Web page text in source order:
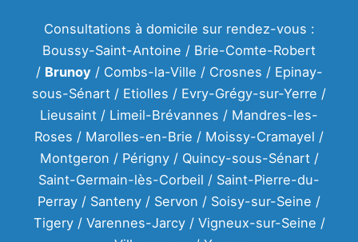
Consultations à domicile sur rendez-vous :
Boussy-Saint-Antoine / Brie-Comte-Robert
/ Brunoy/ Combs-la-Ville / Crosnes / Epinay-
sous-Sénart / Etiolles / Evry-Grégy-sur-Yerre /
Lieusaint / Limeil-Brévannes / Mandres-les-
Roses / Marolles-en-Brie / Moissy-Cramayel /
Montgeron / Périgny / Quincy-sous-Sénart /
Saint-Germain-lès-Corbeil / Saint-Pierre-du-
Perray / Santeny / Servon / Soisy-sur-Seine /
Tigery / Varennes-Jarcy / Vigneux-sur-Seine /